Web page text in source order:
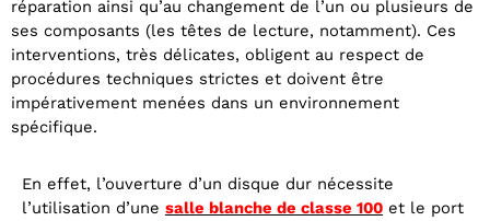
réparation ainsi qu’au changement de l’un ou plusieurs de
ses composants (les têtes de lecture, notamment). Ces
interventions, très délicates, obligent au respect de
procédures techniques strictes et doivent être
impérativement menées dans un environnement
spécifique.
En effet, l’ouverture d’un disque dur nécessite
l’utilisation d’une salle blanche de classe 100 et le port